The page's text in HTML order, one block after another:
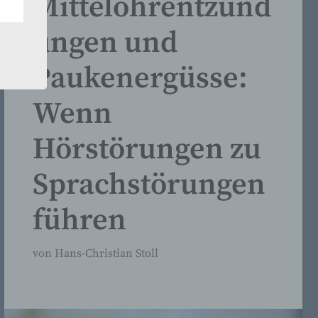
Mittelohrentzünd
ungen und
Paukenergüsse:
Wenn
Hörstörungen zu
Sprachstörungen
führen
von Hans-Christian Stoll